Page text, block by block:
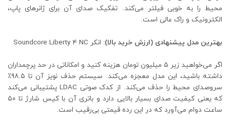
محیط را به خوبی فیلتر می‌کند. تفکیک صدای آن برای ژانرهای پاپ،
الکترونیک و راک عالی است.
بهترین مدل پیشنهادی (ارزش خرید بالا): انکر Soundcore Liberty 4 NC
اگر می‌خواهید زیر ۵ میلیون تومان هزینه کنید و امکاناتی در حد پرچمداران
داشته باشید، این مدل معجزه می‌کند. سیستم حذف نویز آن تا ۹۸.۵٪
سروصدای محیط را حذف می‌کند. از کدک صوتی LDAC پشتیبانی می‌کند
که یعنی کیفیت صدای بسیار بالایی دارد و باتری آن با کیس شارژ تا ۵۰
ساعت دوام می‌آورد که در این رده قیمتی بی‌رقیب است.